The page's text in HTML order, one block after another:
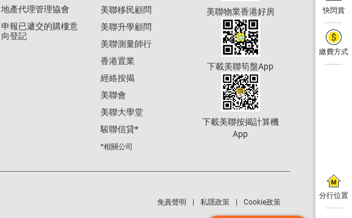
快閃賞
繳費方式
分行位置
地產代理管理協會
申報已遞交的購樓意
向登記
美聯移民顧問
美聯升學顧問
美聯測量師行
香港置業
經絡按揭
美聯會
美聯大學堂
駿聯信貸*
*相關公司
美聯物業香港好房
下載美聯筍盤App
下載美聯按揭計算機
App
免責聲明 私隱政策 Cookie政策